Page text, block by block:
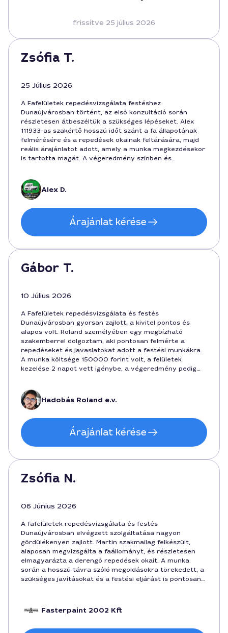
frissítve 25 július 2026
Zsófia T.
25 Július 2026
A Fafelületek repedésvizsgálata festéshez
Dunaújvárosban történt, az első konzultáció során
részletesen átbeszéltük a szükséges lépéseket. Alex
111933-as szakértő hosszú időt szánt a fa állapotának
felmérésére és a repedések okainak feltárására, majd
reális árajánlatot adott, amely a munka megkezdésekor
is tartotta magát. A végeredmény színben és
javítás. Nagyon elégedett vagyok a szolgáltatással,
ajánlott a városban.
Alex D.
Árajánlat kérése
Gábor T.
10 Július 2026
A Fafelületek repedésvizsgálata és festés
Dunaújvárosban gyorsan zajlott, a kivitel pontos és
alapos volt. Roland személyében egy megbízható
szakemberrel dolgoztam, aki pontosan felmérte a
repedéseket és javaslatokat adott a festési munkákra.
A munka költsége 150000 forint volt, a felületek
kezelése 2 napot vett igénybe, a végeredmény pedig
Hadobás Roland e.v.
Árajánlat kérése
Zsófia N.
06 Június 2026
A fafelületek repedésvizsgálata és festés
Dunaújvárosban elvégzett szolgáltatása nagyon
gördülékenyen zajlott. Martin szakmailag felkészült,
alaposan megvizsgálta a faállományt, és részletesen
elmagyarázta a derengő repedések okait. A munka
során a hosszú távra szóló megoldásokra törekedett, a
szükséges javításokat és a festési eljárást is pontosan
körül mozgott. Ajánlom a szakembert Dunaújvárosban,
ha valaki szépen meg szeretné újítani a fafelületeket
Fasterpaint 2002 Kft